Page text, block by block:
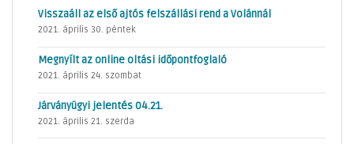
Visszaáll az első ajtós felszállási rend a Volánnál
2021. április 30. péntek
Megnyílt az online oltási időpontfoglaló
2021. április 24. szombat
Járványügyi jelentés 04.21.
2021. április 21. szerda